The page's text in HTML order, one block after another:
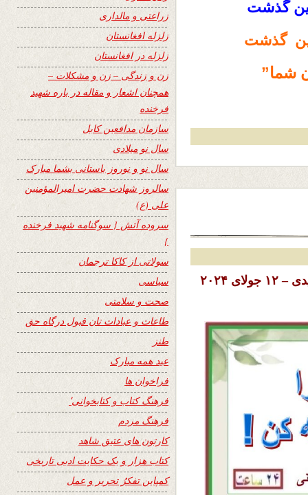
گذشت
گذشت
شما”
زراعتی و مالداری
زلزله افغانستان
زلزله در افغانستان
زن و زندگی – زن و مشکلات –
همچنان اشعار و مقاله در باره شهید
فرخنده
سازمان مدافعین کابل
سال نو میلادی
سال نو و نوروز باستانی بشما مبارک
سالروز شهادت حضرت امیرالمؤمنین
علی (ع)
سروده آتش { سوگنامه شهید فرخنده
}
سولاتی از کاکا ترجمان
سیاسی
صحت و سلامتی
طاعات و عبادات تان قبول درگاه حق
طنز
عید همه مبارک
فراخوان ها
فرهنگ کتاب و کتابخوانی٬
فرهنگ مردم
کارتون های عتیق شاهد
کتاب هزار و یک حکایت ادبی تاریخی
کمپاین تفکرُ تحریر و عمل